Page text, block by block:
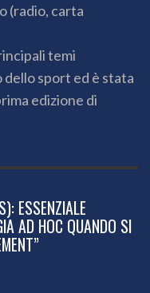
(radio, carta
temi
sport ed è stata
edizione di
ESSENZIALE
AD HOC QUANDO SI